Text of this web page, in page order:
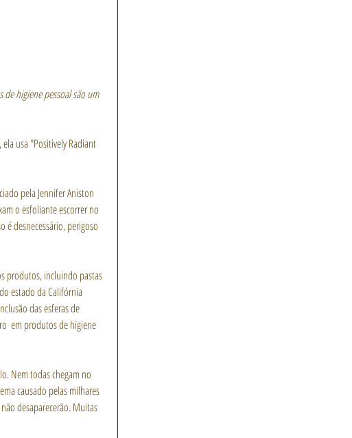
de higiene pessoal são um
usa "Positively Radiant
pela Jennifer Aniston
o esfoliante escorrer no
é desnecessário, perigoso
produtos, incluindo pastas
estado da Califórnia
das esferas de
em produtos de higiene
Nem todas chegam no
causado pelas milhares
desaparecerão. Muitas